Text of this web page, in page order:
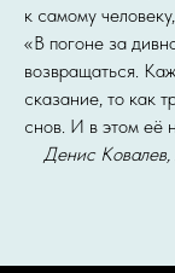
к самому
«В погоне за
возвращаться.
сказание, то как
снов. И в этом её
Денис Ковалев,